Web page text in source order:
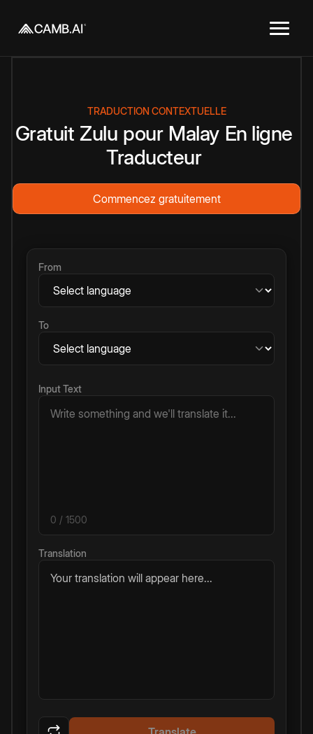
TRADUCTION CONTEXTUELLE
Gratuit Zulu pour Malay En ligne
Traducteur
Commencez gratuitement
From
To
Input Text
0 / 1500
Translation
Your translation will appear here...